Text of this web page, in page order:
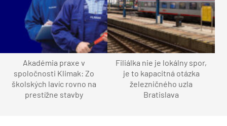
Akadémia praxe v
spoločnosti Klimak: Zo
školských lavíc rovno na
prestížne stavby
Filiálka nie je lokálny spor,
je to kapacitná otázka
železničného uzla
Bratislava